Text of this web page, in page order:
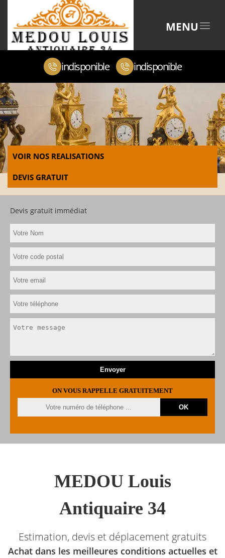
MENU
indisponible indisponible
VOIR NOS REALISATIONS
DEVIS GRATUIT
Devis gratuit immédiat
ON VOUS RAPPELLE GRATUITEMENT
MEDOU Louis
Antiquaire 34
Estimation, devis et déplacement gratuits
Achat dans les meilleures conditions actuelles et